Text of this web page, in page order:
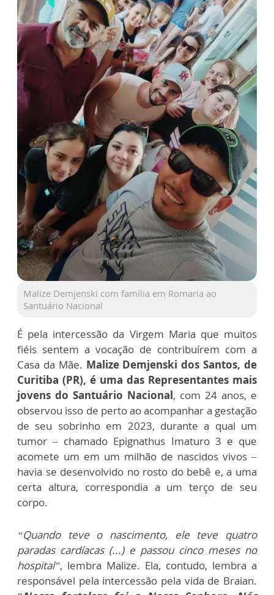
Malize Demjenski com família em Romaria ao
Santuário Nacional
É pela intercessão da Virgem Maria que muitos
fiéis sentem a vocação de contribuírem com a
Casa da Mãe. Malize Demjenski dos Santos, de
Curitiba (PR), é uma das Representantes mais
jovens do Santuário Nacional, com 24 anos, e
observou isso de perto ao acompanhar a gestação
de seu sobrinho em 2023, durante a qual um
tumor – chamado Epignathus Imaturo 3 e que
acomete um em um milhão de nascidos vivos –
havia se desenvolvido no rosto do bebê e, a uma
certa altura, correspondia a um terço de seu
corpo.
“Quando teve o nascimento, ele teve quatro
paradas cardíacas (...) e passou cinco meses no
hospital”, lembra Malize. Ela, contudo, lembra a
responsável pela intercessão pela vida de Braian.